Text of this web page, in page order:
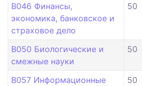
B046 Финансы,
экономика, банковское и
страховое дело
50
B050 Биологические и
смежные науки
50
B057 Информационные
50